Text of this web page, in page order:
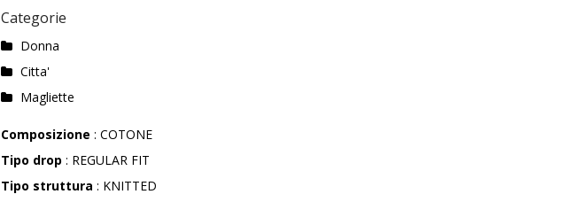
Categorie
Donna
Citta'
Magliette
Composizione : COTONE
Tipo drop : REGULAR FIT
Tipo struttura : KNITTED